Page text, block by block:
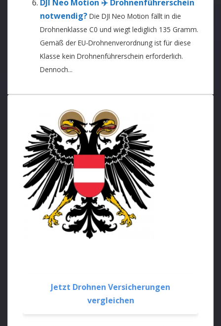
DJI Neo Motion ✈️ Drohnenführerschein
notwendig? Die DJI Neo Motion fällt in die
Drohnenklasse C0 und wiegt lediglich 135 Gramm.
Gemäß der EU-Drohnenverordnung ist für diese
Klasse kein Drohnenführerschein erforderlich.
Dennoch...
Jetzt Drohnen Versicherungen
vergleichen